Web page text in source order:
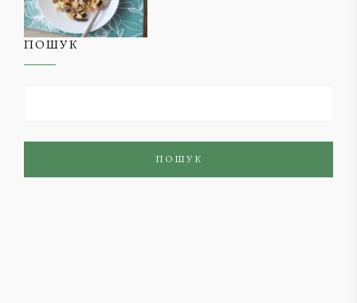
ПОШУК
ПОШУК